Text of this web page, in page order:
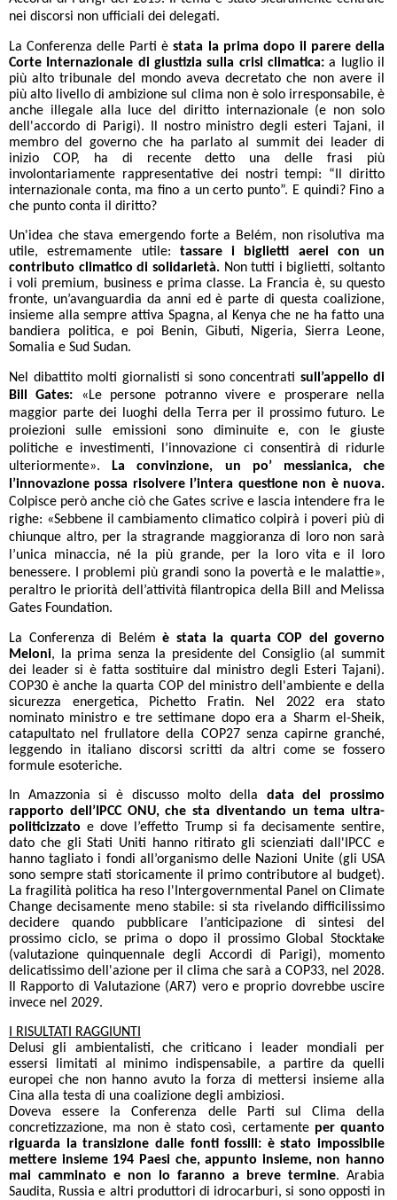
nei discorsi non ufficiali dei delegati.
La Conferenza delle Parti èstata la prima dopo il parere della
Corte Internazionale di giustizia sulla crisi climatica: a luglio il
più alto tribunale del mondo aveva decretato che non avere il
più alto livello di ambizione sul clima non è solo irresponsabile, è
anche illegale alla luce del diritto internazionale (e non solo
dell'accordo di Parigi). Il nostro ministro degli esteri Tajani, il
membro del governo che ha parlato al summit dei leader di
inizio COP, ha di recente detto una delle frasi più
involontariamente rappresentative dei nostri tempi: “Il diritto
internazionale conta, ma fino a un certo punto”. E quindi? Fino a
che punto conta il diritto?
Un'idea che stava emergendo forte a Belém, non risolutiva ma
utile, estremamente utile: tassare i biglietti aerei con un
contributo climatico di solidarietà.Non tutti i biglietti, soltanto
i voli premium, business e prima classe. La Francia è, su questo
fronte, un’avanguardia da anni ed è parte di questa coalizione,
insieme alla sempre attiva Spagna, al Kenya che ne ha fatto una
bandiera politica, e poi Benin, Gibuti, Nigeria, Sierra Leone,
Somalia e Sud Sudan.
Nel dibattito molti giornalisti si sono concentrati sull’appello di
Bill Gates: «Le persone potranno vivere e prosperare nella
maggior parte dei luoghi della Terra per il prossimo futuro. Le
proiezioni sulle emissioni sono diminuite e, con le giuste
politiche e investimenti, l’innovazione ci consentirà di ridurle
ulteriormente».
La convinzione, un po’ messianica, che
l’innovazione possa risolvere l’intera questione non è nuova.
Colpisce però anche ciò che Gates scrive e lascia intendere fra le
righe: «Sebbene il cambiamento climatico colpirà i poveri più di
chiunque altro, per la stragrande maggioranza di loro non sarà
l’unica minaccia, né la più grande, per la loro vita e il loro
benessere. I problemi più grandi sono la povertà e le malattie»,
peraltro le priorità dell’attività filantropica della Bill and Melissa
Gates Foundation.
La Conferenza di Belém è stata
la quarta COP del governo
Meloni, la prima senza la presidente del Consiglio (al summit
dei leader si è fatta sostituire dal ministro degli Esteri Tajani).
COP30 è anche la quarta COP del ministro dell'ambiente e della
sicurezza energetica, Pichetto Fratin. Nel 2022 era stato
nominato ministro e tre settimane dopo era a Sharm el-Sheik,
catapultato nel frullatore della COP27 senza capirne granché,
leggendo in italiano discorsi scritti da altri come se fossero
formule esoteriche.
In Amazzonia si è discusso molto della data del prossimo
rapporto dell’IPCC ONU, che sta diventando un tema ultra-
politicizzato e dove l’effetto Trump si fa decisamente sentire,
dato che gli Stati Uniti hanno ritirato gli scienziati dall'IPCC e
hanno tagliato i fondi all’organismo delle Nazioni Unite (gli USA
sono sempre stati storicamente il primo contributore al budget).
La fragilità politica ha reso l'Intergovernmental Panel on Climate
Change decisamente meno stabile: si sta rivelando difficilissimo
decidere quando pubblicare l’anticipazione di sintesi del
prossimo ciclo, se prima o dopo il prossimo Global Stocktake
(valutazione quinquennale degli Accordi di Parigi), momento
delicatissimo dell'azione per il clima che sarà a COP33, nel 2028.
Il Rapporto di Valutazione (AR7) vero e proprio dovrebbe uscire
invece nel 2029.
I RISULTATI RAGGIUNTI
Delusi gli ambientalisti, che criticano i leader mondiali per
essersi limitati al minimo indispensabile, a partire da quelli
europei che non hanno avuto la forza di mettersi insieme alla
Cina alla testa di una coalizione degli ambiziosi.
Doveva essere la Conferenza delle Parti sul Clima della
concretizzazione, ma non è stato così, certamente per quanto
riguarda la transizione dalle fonti fossili: è stato impossibile
mettere insieme 194 Paesi che, appunto insieme, non hanno
mai camminato e non lo faranno a breve termine. Arabia
Saudita, Russia e altri produttori di idrocarburi, si sono opposti in